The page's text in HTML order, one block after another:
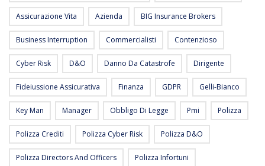
Assicurazione Vita Azienda BIG Insurance Brokers
Business Interruption Commercialisti Contenzioso
Cyber Risk D&O Danno Da Catastrofe Dirigente
Fideiussione Assicurativa Finanza GDPR Gelli-Bianco
Key Man Manager Obbligo Di Legge Pmi Polizza
Polizza Crediti Polizza Cyber Risk Polizza D&O
Polizza Directors And Officers Polizza Infortuni